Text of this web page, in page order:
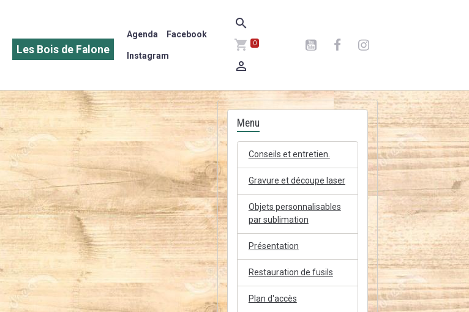
Les Bois de Falone
Agenda Facebook
Instagram
0
Menu
Conseils et entretien.
Gravure et découpe laser
Objets personnalisables
par sublimation
Présentation
Restauration de fusils
Plan d'accès